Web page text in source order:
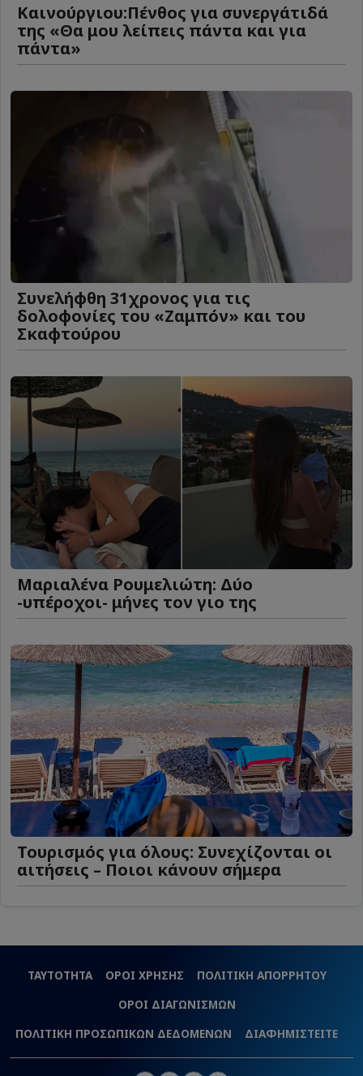
Καινούργιου:Πένθος για συνεργάτιδά
της «Θα μου λείπεις πάντα και για
πάντα»
Συνελήφθη 31χρονος για τις
δολοφονίες του «Ζαμπόν» και του
Σκαφτούρου
Μαριαλένα Ρουμελιώτη: Δύο
-υπέροχοι- μήνες τον γιο της
Τουρισμός για όλους: Συνεχίζονται οι
αιτήσεις – Ποιοι κάνουν σήμερα
ΤΑΥΤΟΤΗΤΑ ΟΡΟΙ ΧΡΗΣΗΣ
ΠΟΛΙΤΙΚΗ ΑΠΟΡΡΗΤΟΥ
ΟΡΟΙ ΔΙΑΓΩΝΙΣΜΩΝ
ΠΟΛΙΤΙΚΗ ΠΡΟΣΩΠΙΚΩΝ ΔΕΔΟΜΕΝΩΝ
ΔΙΑΦΗΜΙΣΤΕΙΤΕ